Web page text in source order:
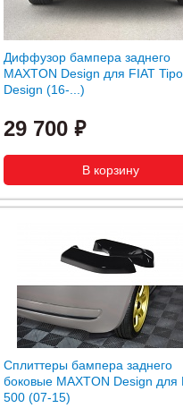
Диффузор бампера заднего
MAXTON Design для FIAT
Design (16-...)
29 700
Сплиттеры бампера заднего
боковые MAXTON Design для
500 (07-15)